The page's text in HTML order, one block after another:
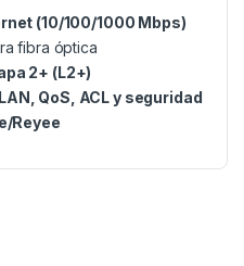
(10/100/1000 Mbps)
fibra óptica
2+ (L2+)
QoS, ACL y seguridad
Reyee